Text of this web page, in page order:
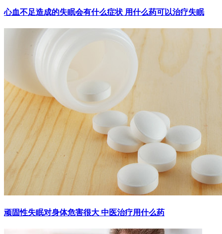
心血不足造成的失眠会有什么症状 用什么药可以治疗失眠
顽固性失眠对身体危害很大 中医治疗用什么药